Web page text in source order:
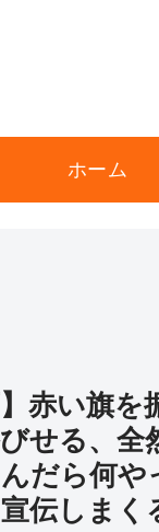
ホーム
】赤い旗
せる、
だら何や
伝しまく